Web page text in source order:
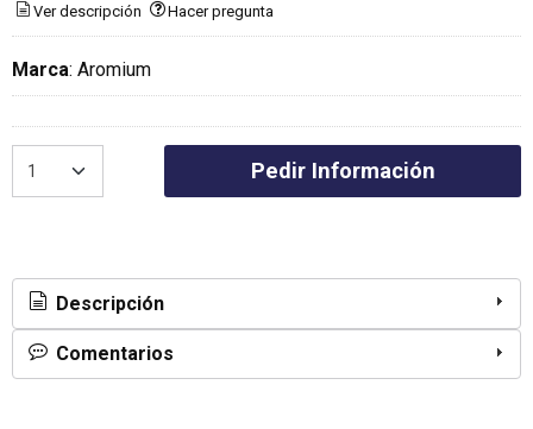
Ver descripción Hacer pregunta
Marca: Aromium
Pedir Información
Descripción
Comentarios